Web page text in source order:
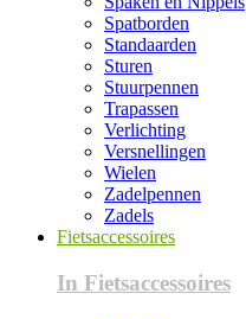
Spatborden
Standaarden
Sturen
Stuurpennen
Trapassen
Verlichting
Versnellingen
Wielen
Zadelpennen
Zadels
Fietsaccessoires
In Fietsaccessoires